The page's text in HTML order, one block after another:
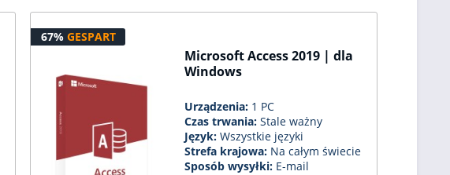
67% GESPART
Microsoft Access 2019 | dla
Windows
Urządzenia: 1 PC
Czas trwania:Stale ważny
Język:Wszystkie języki
Strefa krajowa: Na całym świecie
Sposób wysyłki: E-mail